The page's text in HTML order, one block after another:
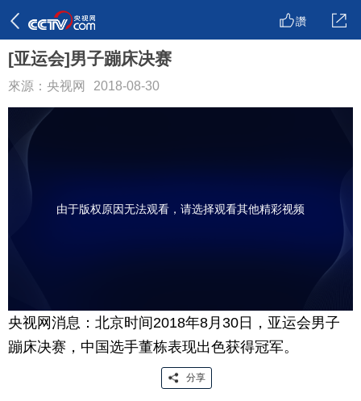
讚
[亚运会]男子蹦床决赛
來源：央视网 2018-08-30
由于版权原因无法观看，请选择观看其他精彩视频
央视网消息：北京时间2018年8月30日，亚运会男子
蹦床决赛，中国选手董栋表现出色获得冠军。
分享